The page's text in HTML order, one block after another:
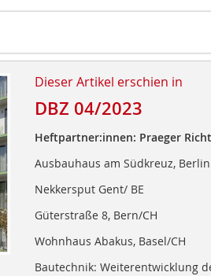
Dieser Artikel erschien in
DBZ 04/2023
Heftpartner:innen: Praeger
Ausbauhaus am Südkreuz, Berlin
Nekkersput Gent/ BE
Güterstraße 8, Bern/CH
Wohnhaus Abakus, Basel/CH
Bautechnik: Weiterentwicklung